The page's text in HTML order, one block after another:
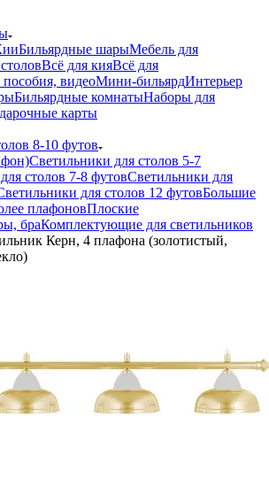
Бильярдные шарыМебель для
Всё для кияВсё для
видеоМини-бильярдИнтерьер
Бильярдные комнатыНаборы для
карты
8-10 футов
Светильники для столов 5-7
столов 7-8 футовСветильники для
для столов 12 футовБольшие
плафоновПлоские
браКомплектующие для светильников
Керн, 4 плафона (золотистый,